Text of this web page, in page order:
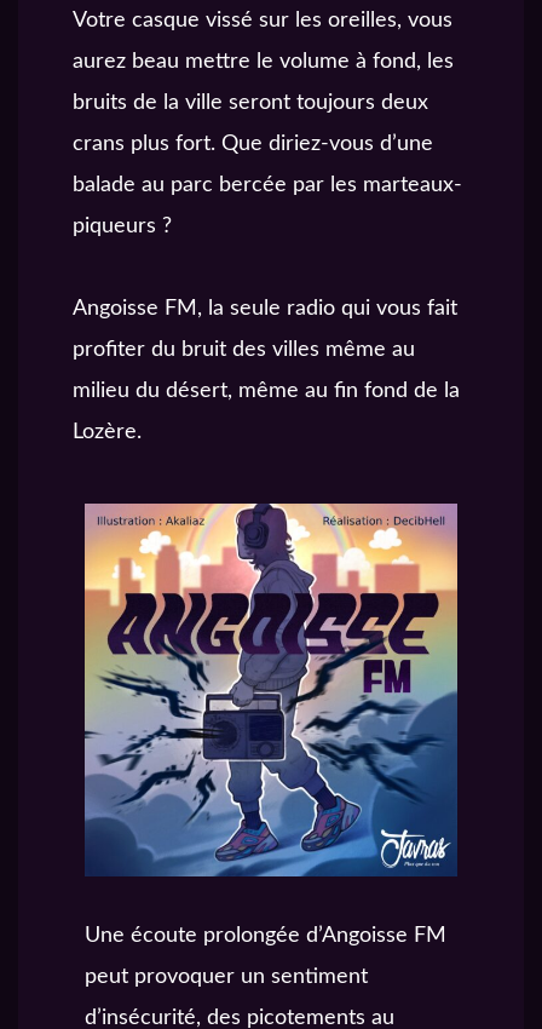
Votre casque vissé sur les oreilles, vous
aurez beau mettre le volume à fond, les
bruits de la ville seront toujours deux
crans plus fort. Que diriez-vous d’une
balade au parc bercée par les marteaux-
piqueurs ?
Angoisse FM, la seule radio qui vous fait
profiter du bruit des villes même au
milieu du désert, même au fin fond de la
Lozère.
Une écoute prolongée d’Angoisse FM
peut provoquer un sentiment
d’insécurité, des picotements au